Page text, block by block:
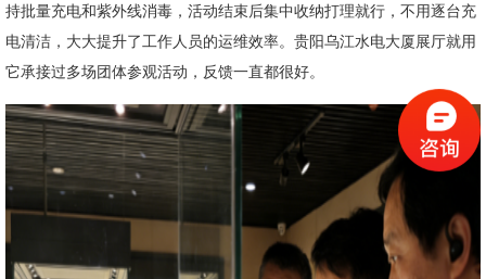
持批量充电和紫外线消毒，活动结束后集中收纳打理就行，不用逐台充
电清洁，大大提升了工作人员的运维效率。贵阳乌江水电大厦展厅就用
它承接过多场团体参观活动，反馈一直都很好。